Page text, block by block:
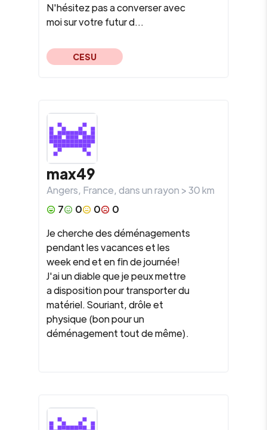
N'hésitez pas a converser avec
moi sur votre futur d...
CESU
max49
Angers, France, dans un rayon >30km
7
0 0
0
Je cherche des déménagements
pendant les vacances et les
week end et en fin de journée!
J'ai un diable que je peux mettre
a disposition pour transporter du
matériel. Souriant, drôle et
physique (bon pour un
déménagement tout de même).